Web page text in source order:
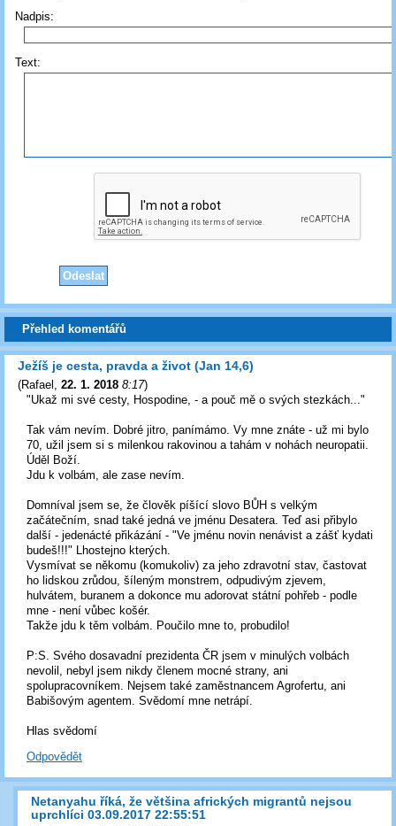
Nadpis:
Text:
Přehled komentářů
Ježíš je cesta, pravda a život (Jan 14,6)
(Rafael 22. 1. 2018 8:17)
"Ukaž mi své cesty, Hospodine, - a pouč mě o svých stezkách..."
Tak vám nevím. Dobré jitro, panímámo. Vy mne znáte - už mi bylo
70, užil jsem si s milenkou rakovinou a tahám v nohách neuropatii.
Úděl Boží.
Jdu k volbám, ale zase nevím.
Domníval jsem se, že člověk píšící slovo BŮH s velkým
začátečním, snad také jedná ve jménu Desatera. Teď asi přibylo
další - jedenácté přikázání - "Ve jménu novin nenávist a zášť kydati
budeš!!!" Lhostejno kterých.
Vysmívat se někomu (komukoliv) za jeho zdravotní stav, častovat
ho lidskou zrůdou, šíleným monstrem, odpudivým zjevem,
hulvátem, buranem a dokonce mu adorovat státní pohřeb - podle
mne - není vůbec košér.
Takže jdu k těm volbám. Poučilo mne to, probudilo!
P:S. Svého dosavadní prezidenta ČR jsem v minulých volbách
nevolil, nebyl jsem nikdy členem mocné strany, ani
spolupracovníkem. Nejsem také zaměstnancem Agrofertu, ani
Babišovým agentem. Svědomí mne netrápí.
Hlas svědomí
Odpovědět
Netanyahu říká, že většina afrických migrantů nejsou
uprchlíci 03.09.2017 22:55:51